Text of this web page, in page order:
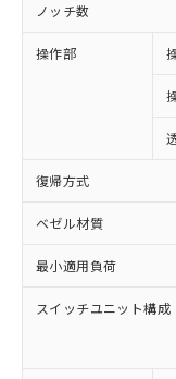
ノッチ数
操作部
復帰方式
ベゼル材質
最小適用負荷
スイッチユニット構成